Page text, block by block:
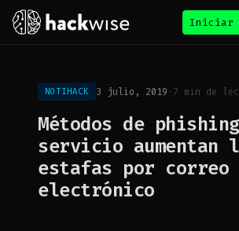
Iniciar
NOTIHACK 3 julio, 2019 ·7 min de
Métodos de
servicio aumentan
estafas por correo
electrónico